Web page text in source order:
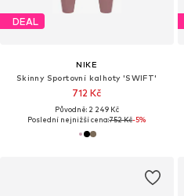
DEAL
NIKE
Skinny Sportovní kalhoty 'SWIFT'
712 Kč
Původně: 2 249 Kč
Poslední nejnižší cena:752 Kč-5%